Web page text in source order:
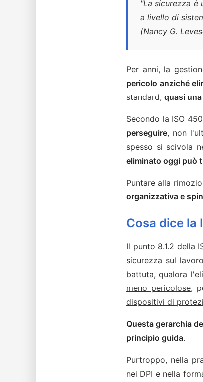
"La sicurezza è
a livello di
(Nancy G.
Per anni, la
pericolo anziché
standard, quasi
Secondo la ISO
perseguire, non
spesso si scivola
eliminato oggi può
Puntare alla
organizzativa e
Cosa dice la
Il punto 8.1.2 della
sicurezza sul
battuta, qualora
meno pericolose,
dispositivi di
Questa gerarchia
principio guida.
Purtroppo, nella
nei DPI e nella